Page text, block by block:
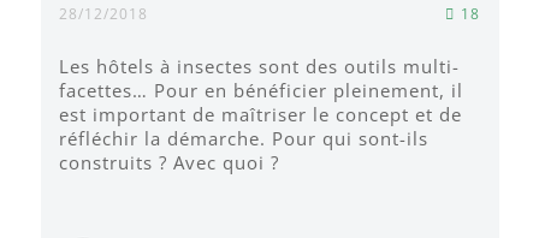
28/12/2018 18
Les hôtels à insectes sont des outils multi-
facettes… Pour en bénéficier pleinement, il
est important de maîtriser le concept et de
réfléchir la démarche. Pour qui sont-ils
construits ? Avec quoi ?